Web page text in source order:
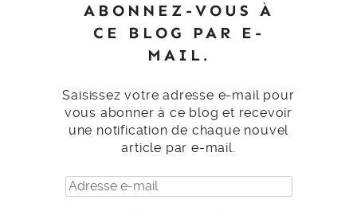
ABONNEZ-VOUS À
CE BLOG PAR E-
MAIL.
Saisissez votre adresse e-mail pour
vous abonner à ce blog et recevoir
une notification de chaque nouvel
article par e-mail.
Adresse
e-